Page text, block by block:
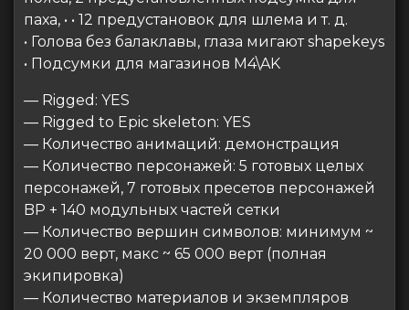
паха, • • 12 предустановок для шлема и т. д.
• Голова без балаклавы, глаза мигают shapekeys
• Подсумки для магазинов M4\AK
— Rigged: YES
— Rigged to Epic skeleton: YES
— Количество анимаций: демонстрация
— Количество персонажей: 5 готовых целых
персонажей, 7 готовых пресетов персонажей
BP + 140 модульных частей сетки
— Количество вершин символов: минимум ~
20 000 верт, макс ~ 65 000 верт (полная
экипировка)
— Количество материалов и экземпляров